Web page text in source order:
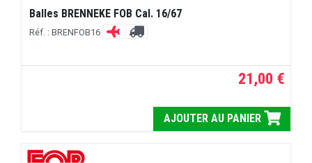
Balles BRENNEKE FOB Cal. 16/67
Réf. : BRENFOB16
21,00 €
AJOUTER AU PANIER